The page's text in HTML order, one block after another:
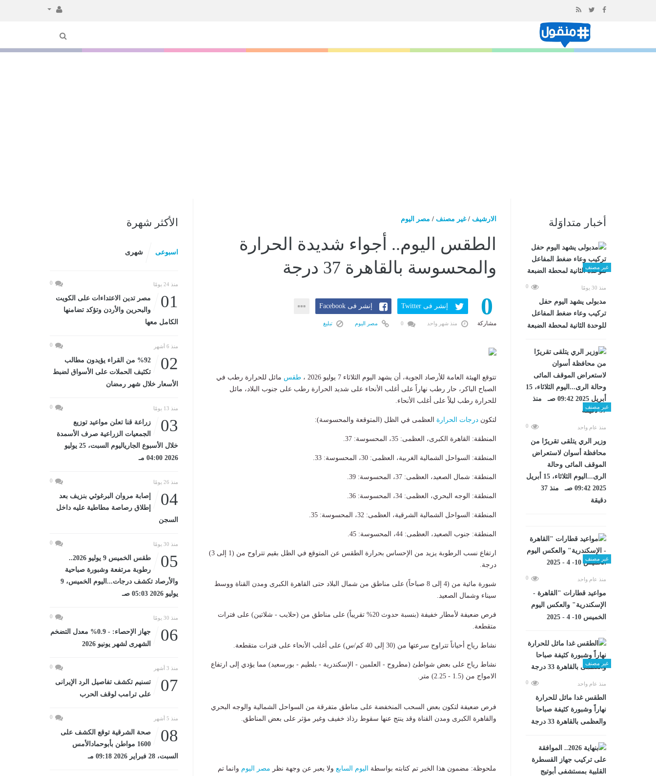
المحتوى
أخبار متداوَلة
غير مصنف
منذ 30 يومًا 0
مدبولى يشهد اليوم حفل
تركيب وعاء ضغط المفاعل
للوحدة الثانية لمحطة الضبعة
غير مصنف
منذ عام واحد 0
وزير الري يتلقى تقريرًا من
محافظة أسوان لاستعراض
الموقف المائى وحالة
الرى...اليوم الثلاثاء، 15 أبريل
2025 09:42 صـ منذ 37
دقيقة
غير مصنف
منذ عام واحد 0
مواعيد قطارات "القاهرة -
الإسكندرية" والعكس اليوم
الخميس 10- 4 - 2025
غير مصنف
منذ عام واحد 0
الطقس غدا مائل للحرارة
نهاراً وشبورة كثيفة صباحا
والعظمى بالقاهرة 33 درجة
الارشيف /غير مصنف / مصر اليوم
الطقس اليوم.. أجواء شديدة الحرارة
والمحسوسة بالقاهرة 37 درجة
0
مشاركة
إنشر فى Twitter إنشر فى Facebook
منذ شهر واحد مصر اليوم تبليغ
تتوقع الهيئة العامة للأرصاد الجوية، أن يشهد اليوم الثلاثاء 7 يوليو 2026 ، طقس مائل للحرارة رطب في
الصباح الباكر، حار رطب نهاراً على أغلب الأنحاء على شديد الحرارة رطب على جنوب البلاد، مائل
للحرارة رطب ليلاً على أغلب الأنحاء.
لتكون درجات الحرارة العظمى في الظل (المتوقعة والمحسوسة):
المنطقة: القاهرة الكبرى، العظمى: 35، المحسوسة: 37.
المنطقة: السواحل الشمالية الغربية، العظمى: 30، المحسوسة: 33.
المنطقة: شمال الصعيد، العظمى: 37، المحسوسة: 39.
المنطقة: الوجه البحري، العظمى: 34، المحسوسة: 36.
المنطقة: السواحل الشمالية الشرقية، العظمى: 32، المحسوسة: 35.
المنطقة: جنوب الصعيد، العظمى: 44، المحسوسة: 45.
​ارتفاع نسب الرطوبة يزيد من الإحساس بحرارة الطقس عن المتوقع في الظل بقيم تتراوح من (1 إلى 3)
درجة.
​شبورة مائية من (4 إلى 8 صباحاً) على مناطق من شمال البلاد حتى القاهرة الكبرى ومدن القناة ووسط
سيناء وشمال الصعيد.
​فرص ضعيفة لأمطار خفيفة (بنسبة حدوث 20% تقريباً) على مناطق من (حلايب - شلاتين) على فترات
متقطعة.
​نشاط رياح أحياناً تتراوح سرعتها من (30 إلى 40 كم/س) على أغلب الأنحاء على فترات متقطعة.
​نشاط رياح على بعض شواطئ (مطروح - العلمين - الإسكندرية - بلطيم - بورسعيد) مما يؤدي إلى ارتفاع
الامواج من (1.5 - 2.25) متر.
​فرص ضعيفة لتكون بعض السحب المنخفضة على مناطق متفرقة من السواحل الشمالية والوجه البحري
والقاهرة الكبرى ومدن القناة وقد ينتج عنها سقوط رذاذ خفيف وغير مؤثر على بعض المناطق.
ملحوظة: مضمون هذا الخبر تم كتابته بواسطة اليوم السابع ولا يعبر عن وجهة نظر مصر اليوم وانما تم
الأكثر شهرة
اسبوعى شهرى
منذ 24 يومًا 0
01
مصر تدين الاعتداءات على الكويت
والبحرين والأردن وتؤكد تضامنها
الكامل معها
منذ 6 أشهر 0
02
%92 من القراء يؤيدون مطالب
تكثيف الحملات على الأسواق لضبط
الأسعار خلال شهر رمضان
منذ 13 يومًا 0
03
زراعة قنا تعلن مواعيد توزيع
الجمعيات الزراعية صرف الأسمدة
خلال الأسبوع الجارياليوم السبت، 25 يوليو
2026 04:00 مـ
منذ 26 يومًا 0
04
إصابة مروان البرغوثي بنزيف بعد
إطلاق رصاصة مطاطية عليه داخل
السجن
منذ 30 يومًا 0
05
طقس الخميس 9 يوليو 2026..
رطوبة مرتفعة وشبورة صباحية
والأرصاد تكشف درجات...اليوم الخميس، 9
يوليو 2026 05:03 صـ
منذ 30 يومًا 0
06
جهاز الإحصاء: - 0.9% معدل التضخم
الشهرى لشهر يونيو 2026
منذ 3 أشهر 0
07
تسنيم تكشف تفاصيل الرد الإيرانى
على ترامب لوقف الحرب
منذ 5 أشهر 0
08
صحة الشرقية توقع الكشف على
1600 مواطن بأبوحمادالأمس
السبت، 28 فبراير 2026 09:18 مـ